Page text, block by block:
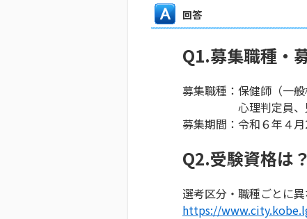
回答
Q1.募集職種・
募集職種：保健師（一
心理判定員、児童
募集期間：令和６年４
Q2.受験資格は？
選考区分・職種ごとに
https://